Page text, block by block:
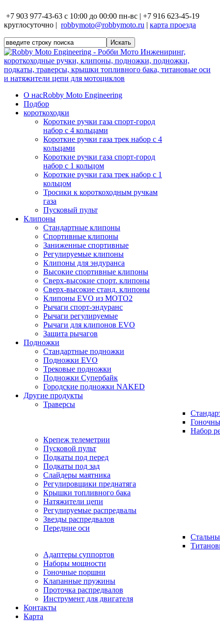
+7 903 977-43-63 с 10:00 до 00:00 пн-вс | +7 916 623-45-19
круглосуточно | robbymoto@robbymoto.ru | карта проезда
О насRobby Moto Engineering
Подбор
короткоходки
Короткие ручки газа спорт-город
набор с 4 кольцами
Короткие ручки газа трек набор с 4
кольцами
Короткие ручки газа спорт-город
набор с 1 кольцом
Короткие ручки газа трек набор с 1
кольцом
Тросики к короткоходным ручкам
газа
Пусковый пульт
Клипоны
Стандартные клипоны
Спортивные клипоны
Заниженные спортивные
Регулируемые клипоны
Клипоны для эндуранса
Высокие спортивные клипоны
Сверх-высокие спорт. клипоны
Сверх-высокие станд. клипоны
Клипоны EVO из MOTO2
Рычаги спорт-эндуранс
Рычаги регулируемые
Рычаги для клипонов EVO
Защита рычагов
Подножки
Стандартные подножки
Подножки EVO
Трековые подножки
Подножки Супербайк
Городские подножки NAKED
Другие продукты
Траверсы
Набор
Крепеж телеметрии
Пусковой пульт
Подкаты под перед
Подкаты под зад
Слайдеры маятника
Регулировщики преднатяга
Крышки топливного бака
Натяжители цепи
Регулируемые распредвалы
Звезды распредвалов
Передние оси
Адаптеры суппортов
Наборы мощности
Гоночные поршни
Клапанные пружины
Проточка распредвалов
Инструмент для двигателя
Контакты
Карта